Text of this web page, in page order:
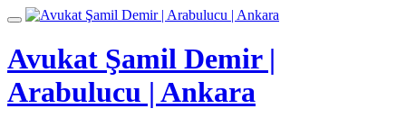
İçeriğe
Toggle
Avukat Şamil Demir |
Arabulucu | Ankara